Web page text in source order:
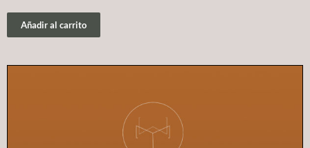
Añadir al carrito